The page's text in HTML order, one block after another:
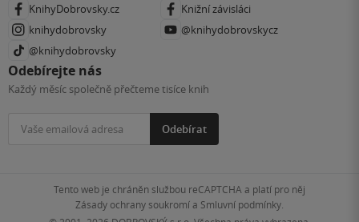
KnihyDobrovsky.cz
Knižní závisláci
knihydobrovsky
@knihydobrovskycz
@knihydobrovsky
Odebírejte nás
Každý měsíc společně přečteme tisíce knih
Odebírat
Tento web je chráněn službou reCAPTCHA a platí pro něj
Zásady ochrany soukromía Smluvní podmínky.